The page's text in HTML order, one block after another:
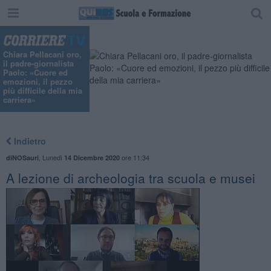
Chiara Pellacani oro,
il padre-giornalista
Paolo: «Cuore ed
emozioni, il pezzo
più difficile della mia
carriera»
Indietro
diNOSauri Lunedì 14 Dicembre 2020ore 11:34
A lezione di archeologia tra scuola e musei